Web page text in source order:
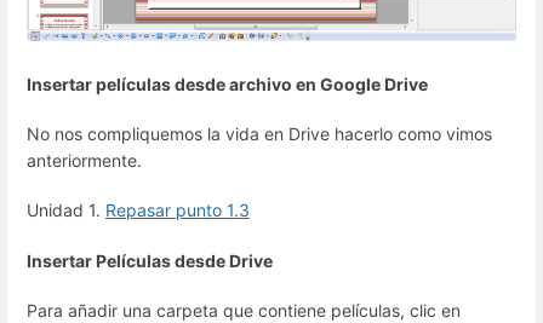
Insertar películas desde archivo en Google Drive
No nos compliquemos la vida en Drive hacerlo como vimos
anteriormente.
Unidad 1. Repasar punto 1.3
Insertar Películas desde Drive
Para añadir una carpeta que contiene películas, clic en